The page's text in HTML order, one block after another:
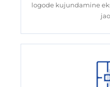
logode kujundamine